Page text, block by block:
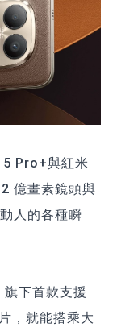
Pro+與紅米
億畫素鏡頭與
人的各種瞬
下首款支援
，就能搭乘大